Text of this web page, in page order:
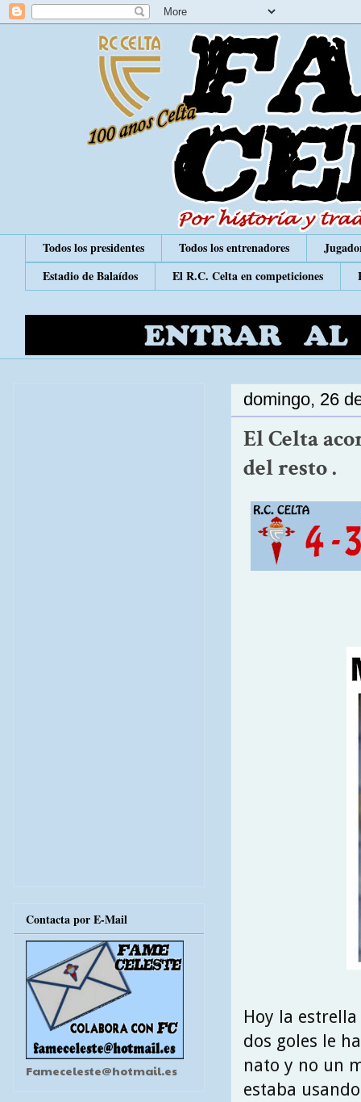
Todos los presidentes Todos los entrenadores
Estadio de Balaídos
El R.C. Celta en competiciones
domingo, 26
El Celta
del resto .
Hoy la
dos goles le
nato y no un
estaba
Contacta por E-Mail
Fameceleste@hotmail.es